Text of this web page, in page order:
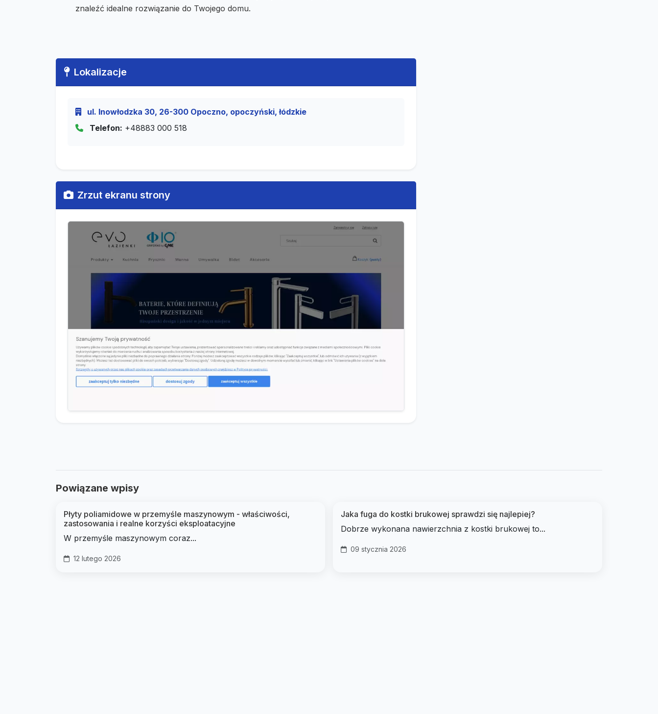
znaleźć idealne rozwiązanie do Twojego domu.
Lokalizacje
ul. Inowłodzka 30, 26-300 Opoczno, opoczyński, łódzkie
Telefon: +48883 000 518
Zrzut ekranu strony
Powiązane wpisy
Płyty poliamidowe w przemyśle maszynowym - właściwości,
zastosowania i realne korzyści eksploatacyjne
W przemyśle maszynowym coraz...
12 lutego 2026
Jaka fuga do kostki brukowej sprawdzi się najlepiej?
Dobrze wykonana nawierzchnia z kostki brukowej to...
09 stycznia 2026